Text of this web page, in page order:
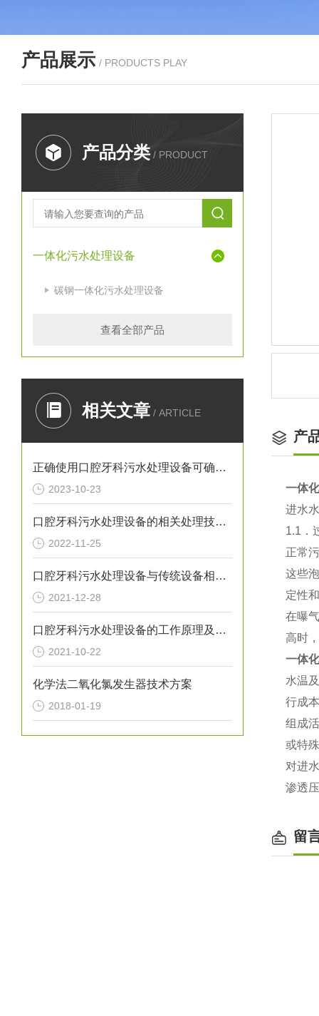
产品展示 / PRODUCTS PLAY
产品分类 / PRODUCT
一体化污水处理设备
碳钢一体化污水处理设备
查看全部产品
相关文章 / ARTICLE
正确使用口腔牙科污水处理设备可确保处理效果
2023-10-23
口腔牙科污水处理设备的相关处理技术介绍
2022-11-25
口腔牙科污水处理设备与传统设备相比的优势介绍
2021-12-28
口腔牙科污水处理设备的工作原理及出故障时需采取的措施介绍
2021-10-22
化学法二氧化氯发生器技术方案
2018-01-19
产
一体
进水
1.1．
正常
这些
定性
在曝
高时
一体
水温
行成
组成
或特
对进
渗透
留